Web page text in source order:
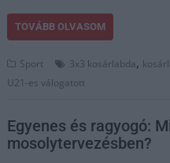
TOVÁBB OLVASOM
Sport 3x3 kosárlabda,
U21-es válogatott
Egyenes és ragyogó:
mosolytervezésben?